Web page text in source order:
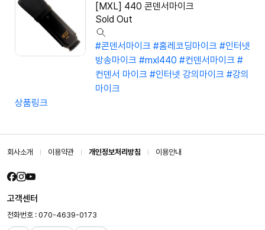
[MXL] 440 콘덴서마이크
Sold Out
#콘덴서마이크 #홈레코딩마이크 #인터넷
방송마이크 #mxl440 #컨덴서마이크 #
컨덴서 마이크 #인터넷 강의마이크 #강의
마이크
상품링크
회사소개 이용약관 개인정보처리방침 이용안내
고객센터
전화번호 : 070-4639-0173